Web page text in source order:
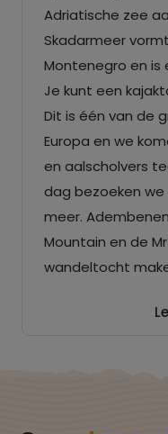
Adriatische zee
Skadarmeer
Montenegro en is
Je kunt een
Dit is één van de
Europa en we
en aalscholvers
dag bezoeken
meer.
Mountain en de
wandeltocht